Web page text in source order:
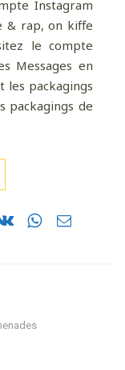
Instagram
& rap, on kiffe
le compte
Messages en
les packagings
packagings de